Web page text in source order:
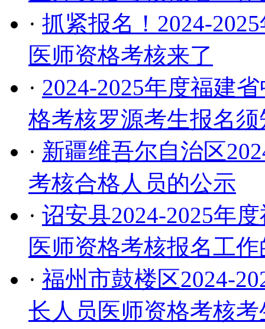
· 抓紧报名！2024-
医师资格考核来了
· 2024-2025年度福建
格考核罗源考生报名须
· 新疆维吾尔自治区
考核合格人员的公示
· 诏安县2024-2025年
医师资格考核报名工
· 福州市鼓楼区2024-
长人员医师资格考核